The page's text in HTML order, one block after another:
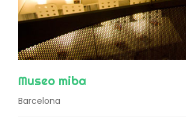
Museo miba
Barcelona